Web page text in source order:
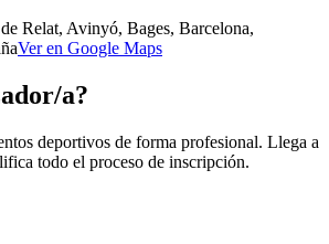
Relat, Avinyó, Bages, Barcelona,
Ver en Google Maps
a?
deportivos de forma profesional. Llega a
todo el proceso de inscripción.